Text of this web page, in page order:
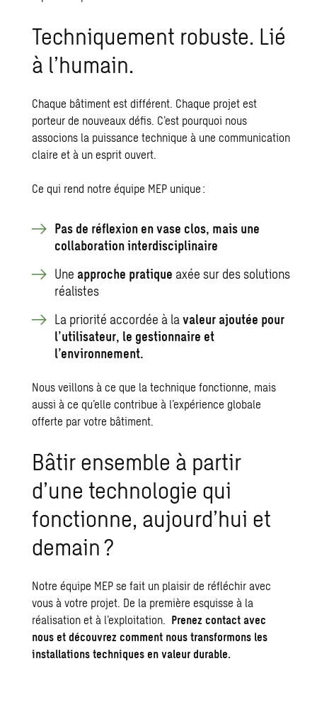
Techniquement robuste. Lié
à l’humain.
Chaque bâtiment est différent. Chaque projet est
porteur de nouveaux défis. C’est pourquoi nous
associons la puissance technique à une communication
claire et à un esprit ouvert.
Ce qui rend notre équipe MEP unique :
Pas de réflexion en vase clos, mais une
collaboration interdisciplinaire
Une approche pratique axée sur des solutions
réalistes
La priorité accordée à lavaleur ajoutée pour
l’utilisateur, le gestionnaire et
l’environnement.
Nous veillons à ce que la technique fonctionne, mais
aussi à ce qu’elle contribue à l’expérience globale
offerte par votre bâtiment.
Bâtir ensemble à partir
d’une technologie qui
fonctionne, aujourd’hui et
demain ?
Notre équipe MEP se fait un plaisir de réfléchir avec
vous à votre projet. De la première esquisse à la
réalisation et à l’exploitation. Prenez contact avec
nous et découvrez comment nous transformons les
installations techniques en valeur durable.